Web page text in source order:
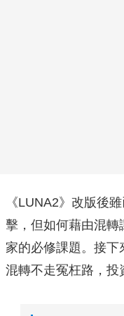
《LUNA2》改版後
擊，但如何藉由混
家的必修課題。接
混轉不走冤枉路，投